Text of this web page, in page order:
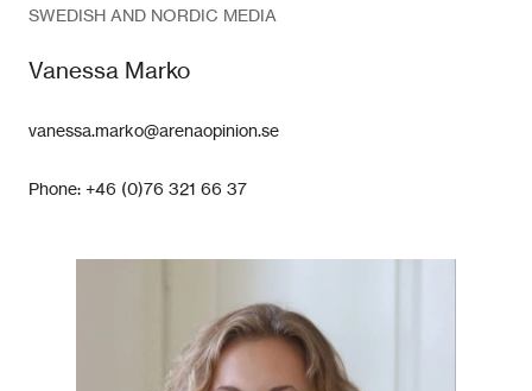
SWEDISH AND NORDIC MEDIA
Vanessa Marko
vanessa.marko@arenaopinion.se
Phone: +46 (0)76 321 66 37